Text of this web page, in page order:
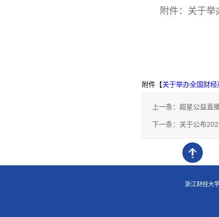
附件：关于
附件【关于举办全国财
上一条： 超星公益直
下一条： 关于公布
浙江财经大